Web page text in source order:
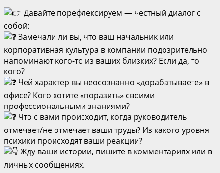
Давайте порефлексируем — честный диалог с
собой:
Замечали ли вы, что ваш начальник или
корпоративная культура в компании подозрительно
напоминают кого-то из ваших близких? Если да, то
кого?
Чей характер вы неосознанно «дорабатываете» в
офисе? Кого хотите «поразить» своими
профессиональными знаниями?
Что с вами происходит, когда руководитель
отмечает/не отмечает ваши труды? Из какого уровня
психики происходят ваши реакции?
Жду ваши истории, пишите в комментариях или в
личных сообщениях.